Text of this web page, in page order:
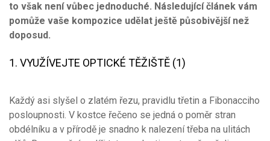
to však není vůbec jednoduché. Následující článek vám
pomůže vaše kompozice udělat ještě působivější než
doposud.
1. VYUŽÍVEJTE OPTICKÉ TĚŽIŠTĚ (1)
Každý asi slyšel o zlatém řezu, pravidlu třetin a Fibonacciho
posloupnosti. V kostce řečeno se jedná o poměr stran
obdélníku a v přírodě je snadno k nalezení třeba na ulitách